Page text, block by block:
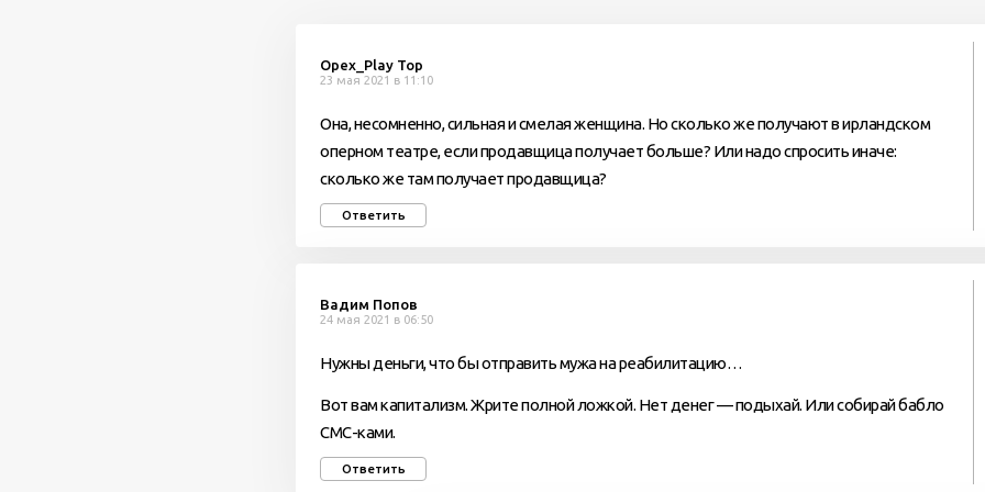
Орех_Play Top
23 мая 2021 в 11:10
Она, несомненно, сильная и смелая женщина. Но сколько же получают в ирландском
оперном театре, если продавщица получает больше? Или надо спросить иначе:
сколько же там получает продавщица?
Ответить
Вадим Попов
24 мая 2021 в 06:50
Нужны деньги, что бы отправить мужа на реабилитацию…
Вот вам капитализм. Жрите полной ложкой. Нет денег — подыхай. Или собирай бабло
СМС-ками.
Ответить